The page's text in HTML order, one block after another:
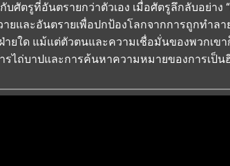
ตรูที่อันตรายกว่าตัวเอง เมื่อศัตรูลึกลับอย่าง
และอันตรายเพื่อปกป้องโลกจากการถูกทำล
ยใด แม้แต่ตัวตนและความเชื่อมั่นของพวกเข
ไถ่บาปและการค้นหาความหมายของการเป็